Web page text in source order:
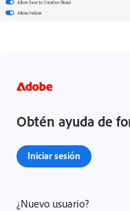
Obtén ayuda de
Iniciar sesión
¿Nuevo usuario?